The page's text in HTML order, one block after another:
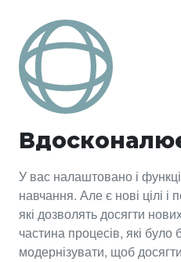
У вас налаштовано і
навчання. Але є нові цілі і
які дозволять досягти
частина процесів, які
модернізувати, щоб